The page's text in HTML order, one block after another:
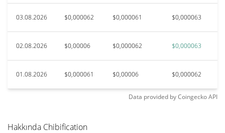
03.08.2026 $0,000062 $0,000061 $0,000063
02.08.2026 $0,00006 $0,000062 $0,000063
01.08.2026 $0,000061 $0,00006 $0,000062
Data provided byCoingeckoAPI
Hakkında Chibification